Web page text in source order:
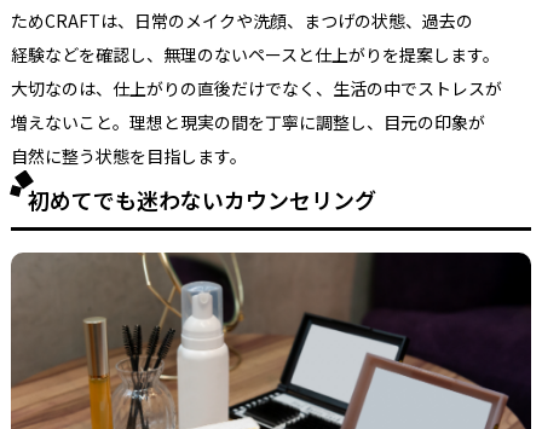
ためCRAFTは、 日常のメイクや洗顔、 まつげの状態、 過去の
経験などを確認し、 無理のないペースと仕上がりを提案します。
大切なのは、 仕上がりの直後だけでなく、 生活の中でストレスが
増えないこと。 理想と現実の間を丁寧に調整し、 目元の印象が
自然に整う状態を目指します。
初めてでも迷わないカウンセリング